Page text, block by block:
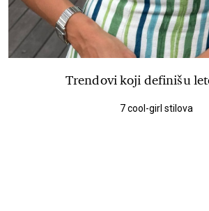
Trendovi koji definišu
7 cool-girl stilova